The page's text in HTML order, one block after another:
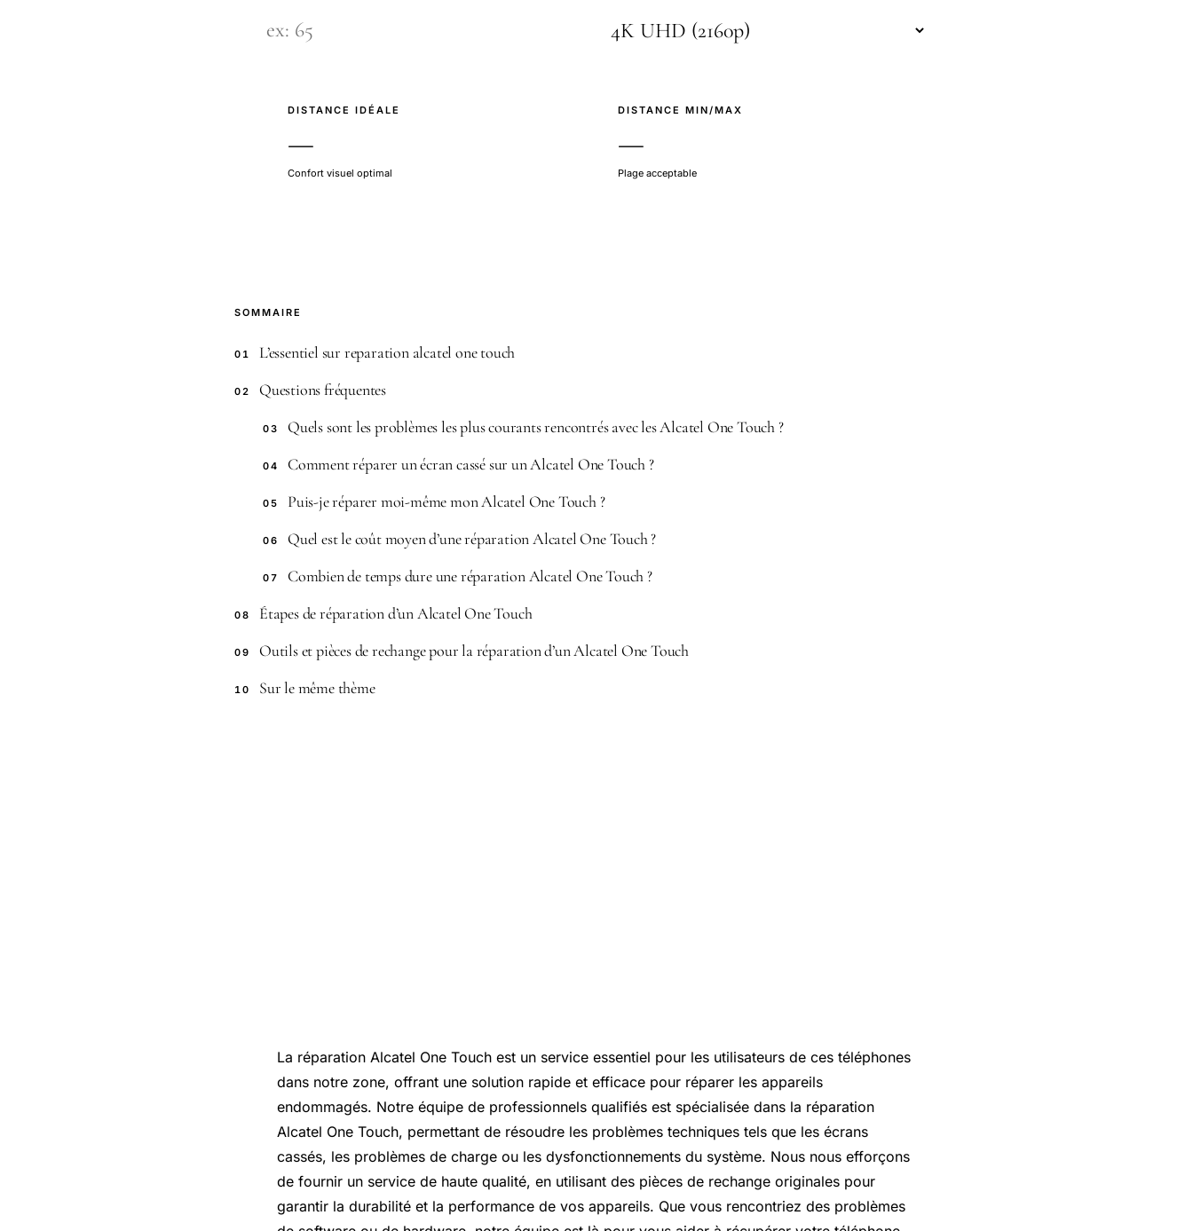
DISTANCE IDÉALE
—
Confort visuel optimal
DISTANCE MIN/MAX
—
Plage acceptable
SOMMAIRE
01 L’essentiel sur reparation alcatel one touch
02 Questions fréquentes
03 Quels sont les problèmes les plus courants rencontrés avec les Alcatel One Touch ?
04 Comment réparer un écran cassé sur un Alcatel One Touch ?
05 Puis-je réparer moi-même mon Alcatel One Touch ?
06 Quel est le coût moyen d’une réparation Alcatel One Touch ?
07 Combien de temps dure une réparation Alcatel One Touch ?
08 Étapes de réparation d’un Alcatel One Touch
09 Outils et pièces de rechange pour la réparation d’un Alcatel One Touch
10 Sur le même thème
La réparation Alcatel One Touch est un service essentiel pour les utilisateurs de ces téléphones
dans notre zone, offrant une solution rapide et efficace pour réparer les appareils
endommagés. Notre équipe de professionnels qualifiés est spécialisée dans la réparation
Alcatel One Touch, permettant de résoudre les problèmes techniques tels que les écrans
cassés, les problèmes de charge ou les dysfonctionnements du système. Nous nous efforçons
de fournir un service de haute qualité, en utilisant des pièces de rechange originales pour
garantir la durabilité et la performance de vos appareils. Que vous rencontriez des problèmes